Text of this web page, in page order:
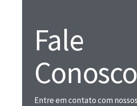
Fale
Conosco
Entre em contato com